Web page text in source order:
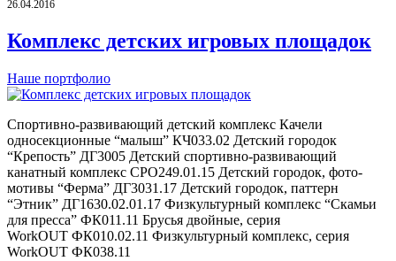
26.04.2016
Комплекс детских игровых площадок
Наше портфолио
Спортивно-развивающий детский комплекс Качели
односекционные “малыш” КЧ033.02 Детский городок
“Крепость” ДГ3005 Детский спортивно-развивающий
канатный комплекс СРО249.01.15 Детский городок, фото-
мотивы “Ферма” ДГ3031.17 Детский городок, паттерн
“Этник” ДГ1630.02.01.17 Физкультурный комплекс “Скамьи
для пресса” ФК011.11 Брусья двойные, серия
WorkOUT ФК010.02.11 Физкультурный комплекс, серия
WorkOUT ФК038.11